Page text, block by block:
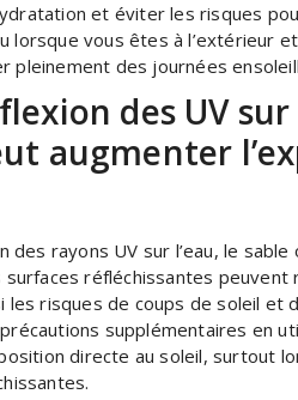
et éviter les risques
lorsque vous êtes à l’extérieur
des journées
des UV sur
augmenter
rayons UV sur l’eau, le sable
surfaces réfléchissantes peuvent
risques de coups de soleil et
supplémentaires en
directe au soleil, surtout